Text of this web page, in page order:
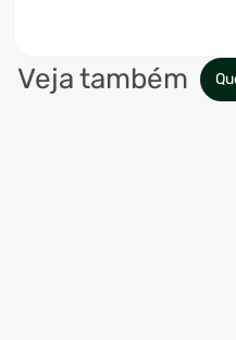
Veja também